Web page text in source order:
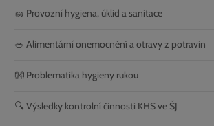
🧽 Provozní hygiena, úklid a sanitace
🥗 Alimentární onemocnění a otravy z potravin
👐 Problematika hygieny rukou
🔍 Výsledky kontrolní činnosti KHS ve ŠJ